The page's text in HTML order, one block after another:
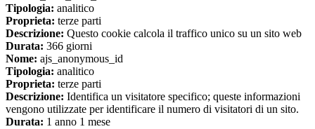
Tipologia: analitico
Proprieta: terze parti
Descrizione: Questo cookie calcola il traffico unico su un sito web
Durata: 366 giorni
Nome: ajs_anonymous_id
Tipologia: analitico
Proprieta: terze parti
Descrizione: Identifica un visitatore specifico; queste informazioni
vengono utilizzate per identificare il numero di visitatori di un sito.
Durata: 1 anno 1 mese